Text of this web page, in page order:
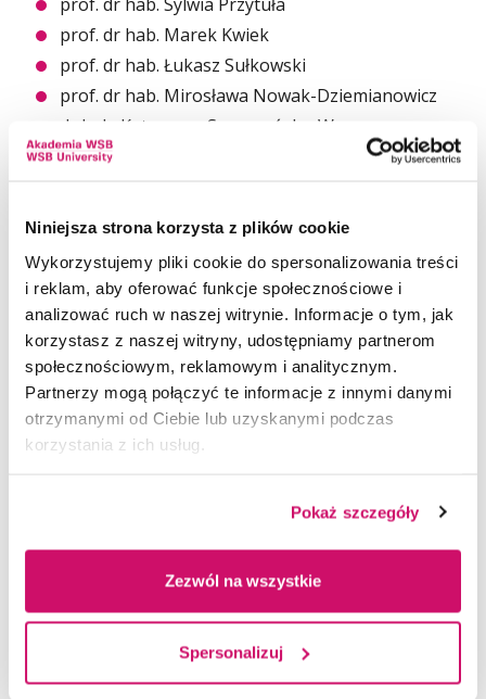
Niniejsza strona korzysta z plików cookie
Wykorzystujemy pliki cookie do spersonalizowania treści
i reklam, aby oferować funkcje społecznościowe i
analizować ruch w naszej witrynie. Informacje o tym, jak
korzystasz z naszej witryny, udostępniamy partnerom
społecznościowym, reklamowym i analitycznym.
Partnerzy mogą połączyć te informacje z innymi danymi
otrzymanymi od Ciebie lub uzyskanymi podczas
korzystania z ich usług.
Pokaż szczegóły
Zezwól na wszystkie
Spersonalizuj
prof. dr hab. Marek Kwiek
prof. dr hab. Łukasz Sułkowski
prof. dr hab. Mirosława Nowak-Dziemianowicz
dr hab. Katarzyna Szczepańska-Woszczyna,
prof. AWSB
dr hab. Joanna Dzieńdziora, prof. AWSB